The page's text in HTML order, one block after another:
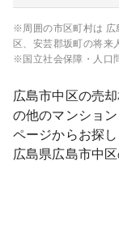
※周囲の市区町村は 広
区、安芸郡坂町の将来
※国立社会保障・人口
広島市中区の売
の他のマンショ
ページからお探し
広島県広島市中区